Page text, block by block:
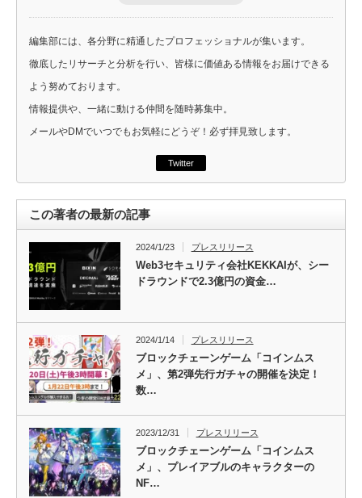
編集部には、各分野に精通したプロフェッショナルが集います。
徹底したリサーチと分析を行い、皆様に価値ある情報をお届けできる
よう努めております。
情報提供や、一緒に動ける仲間を随時募集中。
メールやDMでいつでもお気軽にどうぞ！必ず拝見致します。
Twitter
この著者の最新の記事
2024/1/23 プレスリリース
Web3セキュリティ会社KEKKAIが、シー
ドラウンドで2.3億円の資金…
2024/1/14 プレスリリース
ブロックチェーンゲーム「コインムス
メ」、第2弾先行ガチャの開催を決定！
数…
2023/12/31 プレスリリース
ブロックチェーンゲーム「コインムス
メ」、プレイアブルのキャラクターの
NF…